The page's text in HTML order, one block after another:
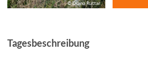
© Diana Ruttar
Tagesbeschreibung